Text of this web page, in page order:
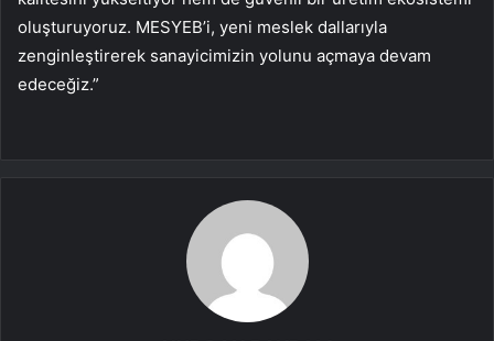
oluşturuyoruz. MESYEB’i, yeni meslek dallarıyla
zenginleştirerek sanayicimizin yolunu açmaya devam
edeceğiz.”